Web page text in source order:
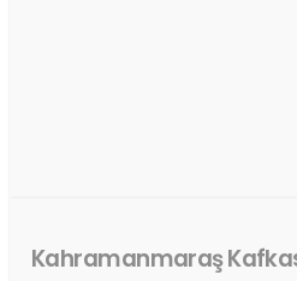
Kahramanmaraş